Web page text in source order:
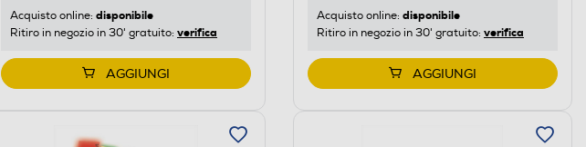
Acquisto online: disponibile
Ritiro in negozio in 30' gratuito: verifica
AGGIUNGI
Acquisto online: disponibile
Ritiro in negozio in 30' gratuito: verifica
AGGIUNGI